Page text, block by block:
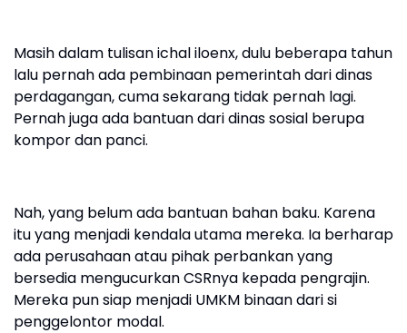
Masih dalam tulisan ichal iloenx, dulu beberapa tahun
lalu pernah ada pembinaan pemerintah dari dinas
perdagangan, cuma sekarang tidak pernah lagi.
Pernah juga ada bantuan dari dinas sosial berupa
kompor dan panci.
Nah, yang belum ada bantuan bahan baku. Karena
itu yang menjadi kendala utama mereka. Ia berharap
ada perusahaan atau pihak perbankan yang
bersedia mengucurkan CSRnya kepada pengrajin.
Mereka pun siap menjadi UMKM binaan dari si
penggelontor modal.